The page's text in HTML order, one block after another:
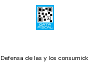
Defensa de las y los